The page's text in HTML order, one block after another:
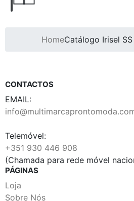
HomeCatálogo Irisel
CONTACTOS
EMAIL:
Telemóvel:
+351 930 446 908
(Chamada para rede móvel
PÁGINAS
Loja
Sobre Nós